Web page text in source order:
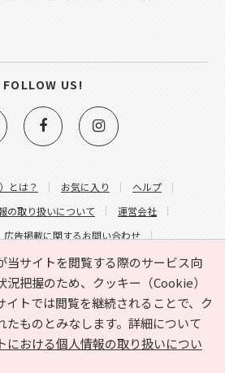
当サイトを閲覧する際のサービス向
況把握のため、クッキー（Cookie）
イトでは閲覧を継続されることで、ク
たものとみなします。詳細について
における個人情報の取り扱いについ
とは？ お気に入り
ヘルプ
の取り扱いについて
運営会社
広告掲載に関するお問い合わせ
内容に関するお問い合わせ
FOLLOW US!
All Rights Reserved.